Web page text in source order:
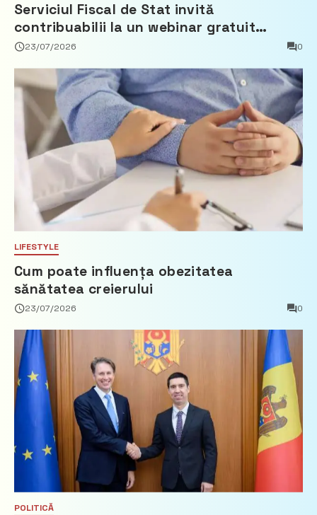
Serviciul Fiscal de Stat invită
contribuabilii la un webinar gratuit
privind calculul impozitului pe bunurile
23/07/2026 0
LIFESTYLE
Cum poate influența obezitatea
sănătatea creierului
23/07/2026 0
POLITICĂ